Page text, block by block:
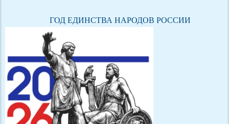
ГОД ЕДИНСТВА НАРОДОВ РОССИИ